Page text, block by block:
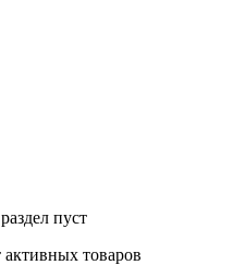
пуст
товаров